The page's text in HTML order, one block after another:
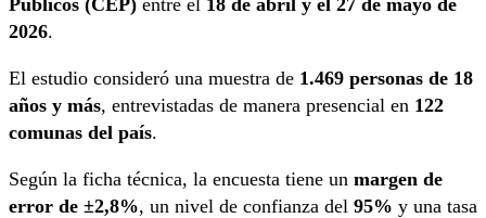
2026.
El estudio consideró una muestra de 1.469 personas de 18
años y más, entrevistadas de manera presencial en 122
comunas del país.
Según la ficha técnica, la encuesta tiene un margen de
error de ±2,8%, un nivel de confianza del 95% y una tasa